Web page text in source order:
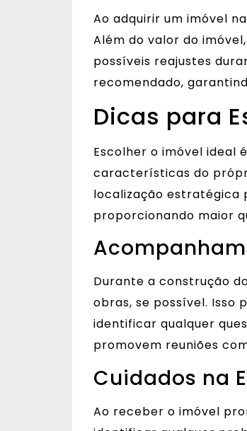
Ao adquirir um imóvel
Além do valor do
possíveis reajustes
recomendado,
Dicas para
Escolher o imóvel ideal
características do
localização estratégica
proporcionando maior
Durante a construção
obras, se possível. Isso
identificar qualquer
promovem reuniões
Cuidados na
Ao receber o imóvel